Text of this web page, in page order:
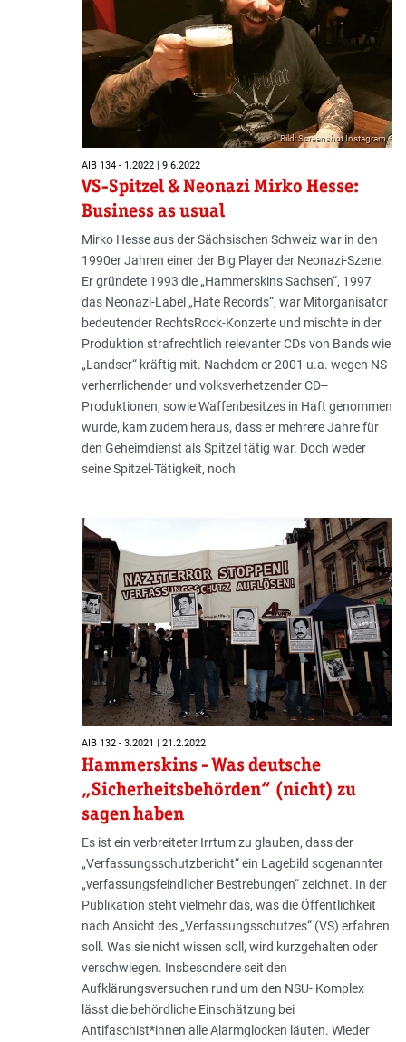
Bild: Screenshot Instagram
AIB 134 - 1.2022 | 9.6.2022
VS-Spitzel & Neonazi Mirko Hesse:
Business as usual
Mirko Hesse aus der Sächsischen Schweiz war in den
1990er Jahren einer der Big Player der Neonazi-Szene.
Er gründete 1993 die „Hammerskins Sachsen“, 1997
das Neonazi-Label „Hate Records“, war Mitorganisator
bedeutender RechtsRock-Konzerte und mischte in der
Produktion strafrechtlich relevanter CDs von Bands wie
„Landser“ kräftig mit. Nachdem er 2001 u.a. wegen NS-
verherrlichender und volksverhetzender CD-­
Produktionen, sowie Waffenbesitzes in Haft genommen
wurde, kam zudem heraus, dass er mehrere Jahre für
den Geheim­dienst als Spitzel tätig war. Doch weder
seine Spitzel-Tätigkeit, noch
AIB 132 - 3.2021 | 21.2.2022
Hammerskins - Was deutsche
„Sicherheitsbehörden“ (nicht) zu
sagen haben
Es ist ein verbreiteter Irrtum zu glauben, dass der
„Verfassungsschutzbericht“ ein Lagebild sogenannter
„verfassungsfeindlicher Bestrebungen“ zeichnet. In der
Publikation steht vielmehr das, was die Öffentlichkeit
nach Ansicht des „Verfassungsschutzes“ (VS) erfahren
soll. Was sie nicht wissen soll, wird kurzgehalten oder
verschwiegen. Insbesondere seit den
Aufklärungsversuchen rund um den NSU- Komplex
lässt die behördliche Einschätzung bei
Antifaschist*innen alle Alarmglocken läuten. Wieder